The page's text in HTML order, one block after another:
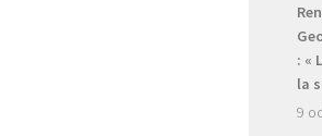
: «
la
9